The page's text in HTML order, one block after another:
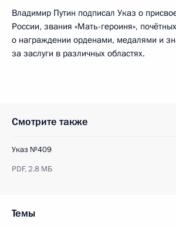
Владимир Путин подписал Указ о
России, звания «Мать-героиня»,
о награждении орденами, медалями и
за заслуги в различных областях.
Смотрите также
Указ №409
PDF,2.8 МБ
Темы